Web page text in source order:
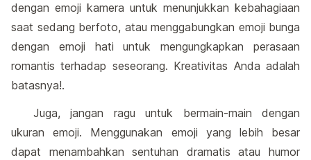
dengan emoji kamera untuk menunjukkan kebahagiaan
saat sedang berfoto, atau menggabungkan emoji bunga
dengan emoji hati untuk mengungkapkan perasaan
romantis terhadap seseorang. Kreativitas Anda adalah
batasnya!.
Juga, jangan ragu untuk bermain-main dengan
ukuran emoji. Menggunakan emoji yang lebih besar
dapat menambahkan sentuhan dramatis atau humor